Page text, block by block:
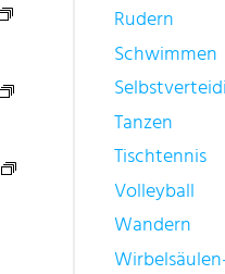
Rudern
Schwimmen
Tanzen
Tischtennis
Volleyball
Wandern